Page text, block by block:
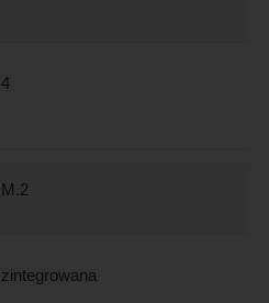
4
M.2
zintegrowana